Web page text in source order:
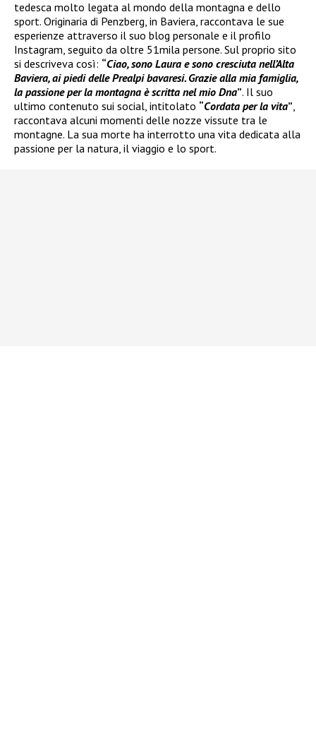
tedesca molto legata al mondo della montagna e dello
sport. Originaria di Penzberg, in Baviera, raccontava le sue
esperienze attraverso il suo blog personale e il profilo
Instagram, seguito da oltre 51mila persone. Sul proprio sito
si descriveva così: “Ciao, sono Laura e sono cresciuta nell’Alta
Baviera, ai piedi delle Prealpi bavaresi. Grazie alla mia famiglia,
la passione per la montagna è scritta nel mio Dna”. Il suo
ultimo contenuto sui social, intitolato “Cordata per la vita”
raccontava alcuni momenti delle nozze vissute tra le
montagne. La sua morte ha interrotto una vita dedicata alla
passione per la natura, il viaggio e lo sport.